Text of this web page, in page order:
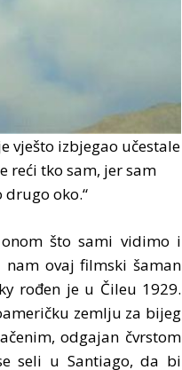
vješto izbjegao učestale
reći tko sam, jer sam
oko.“
što sami vidimo i
ovaj filmski šaman
rođen je u Čileu 1929.
zemlju za bijeg
odgajan čvrstom
seli u Santiago, da bi